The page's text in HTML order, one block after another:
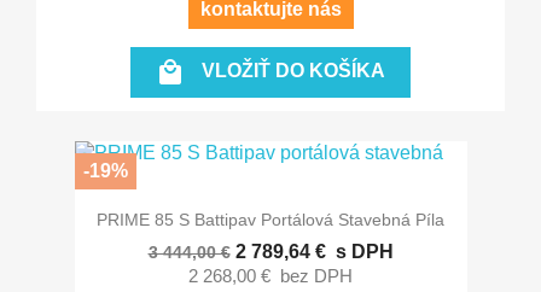
kontaktujte nás
 VLOŽIŤ DO KOŠÍKA
PRIME 85 S Battipav Portálová Stavebná Píla
3 444,00 € 2 789,64 € s DPH
2 268,00 € bez DPH
-19%